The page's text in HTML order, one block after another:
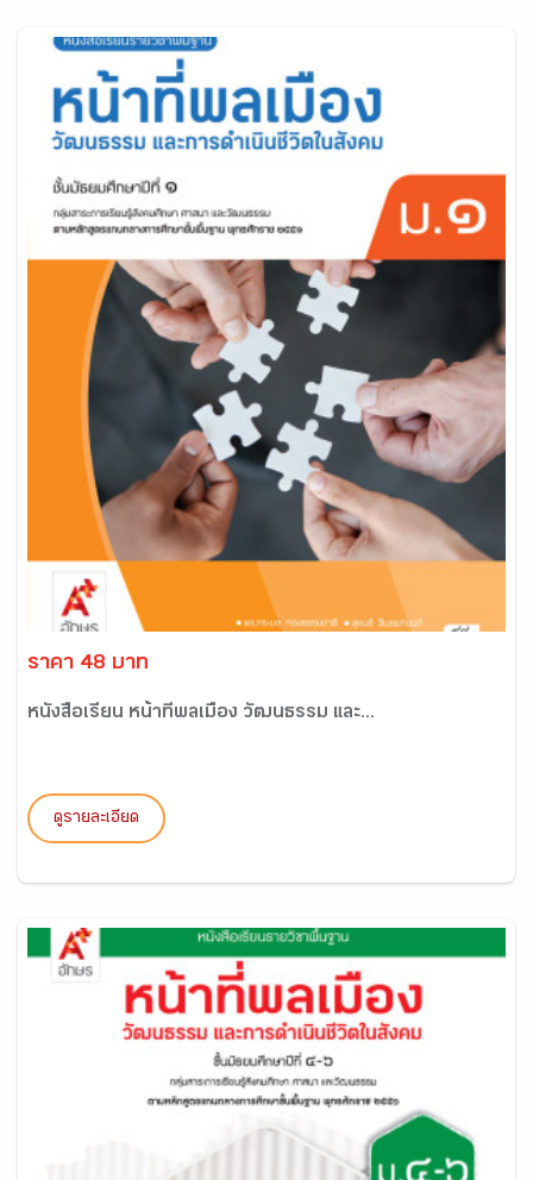
ราคา 48 บาท
หนังสือเรียน หน้าที่พลเมือง วัฒนธรรม และ...
ดูรายละเอียด